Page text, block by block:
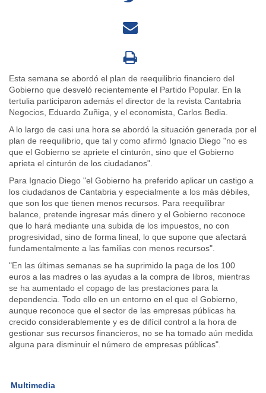
Esta semana se abordó el plan de reequilibrio financiero del
Gobierno que desveló recientemente el Partido Popular. En la
tertulia participaron además el director de la revista Cantabria
Negocios, Eduardo Zuñiga, y el economista, Carlos Bedia.
A lo largo de casi una hora se abordó la situación generada por el
plan de reequilibrio, que tal y como afirmó Ignacio Diego "no es
que el Gobierno se apriete el cinturón, sino que el Gobierno
aprieta el cinturón de los ciudadanos".
Para Ignacio Diego "el Gobierno ha preferido aplicar un castigo a
los ciudadanos de Cantabria y especialmente a los más débiles,
que son los que tienen menos recursos. Para reequilibrar
balance, pretende ingresar más dinero y el Gobierno reconoce
que lo hará mediante una subida de los impuestos, no con
progresividad, sino de forma lineal, lo que supone que afectará
fundamentalmente a las familias con menos recursos".
"En las últimas semanas se ha suprimido la paga de los 100
euros a las madres o las ayudas a la compra de libros, mientras
se ha aumentado el copago de las prestaciones para la
dependencia. Todo ello en un entorno en el que el Gobierno,
aunque reconoce que el sector de las empresas públicas ha
crecido considerablemente y es de difícil control a la hora de
gestionar sus recursos financieros, no se ha tomado aún medida
alguna para disminuir el número de empresas públicas".
Multimedia